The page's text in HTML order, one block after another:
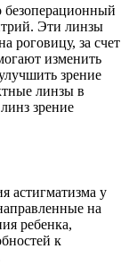
безоперационный
Эти линзы
роговицу, за счет
изменить
зрение
линзы в
зрение
астигматизма у
на
ребенка,
к